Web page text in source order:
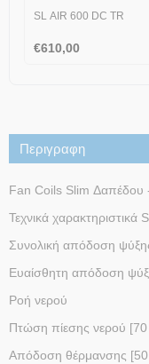
SL AIR 600 DC TR
€610,00
Περιγραφη
Fan Coils Slim
Τεχνικά
Συνολική
Ευαίσθητη
Ροή
Πτώση πίεσης
Απόδοση